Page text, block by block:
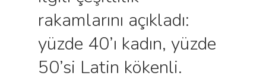
rakamlarını açıkladı:
yüzde 40’ı kadın, yüzde
50’si Latin kökenli.